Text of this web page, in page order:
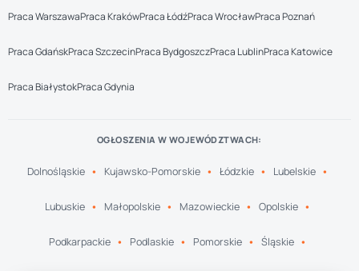
Praca WarszawaPraca KrakówPraca ŁódźPraca WrocławPraca Poznań
Praca GdańskPraca SzczecinPraca BydgoszczPraca LublinPraca Katowice
Praca BiałystokPraca Gdynia
OGŁOSZENIA W WOJEWÓDZTWACH:
Dolnośląskie Kujawsko-Pomorskie Łódzkie Lubelskie
Lubuskie Małopolskie Mazowieckie Opolskie
Podkarpackie Podlaskie Pomorskie Śląskie